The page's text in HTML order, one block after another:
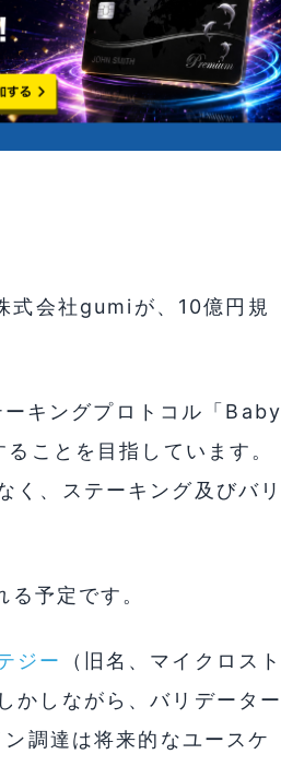
式会社gumiが、10億円規
キングプロトコル「Baby
ことを目指しています。
く、ステーキング及びバリ
予定です。
ジー
（旧名、マイクロスト
かしながら、バリデーター
調達は将来的なユースケ